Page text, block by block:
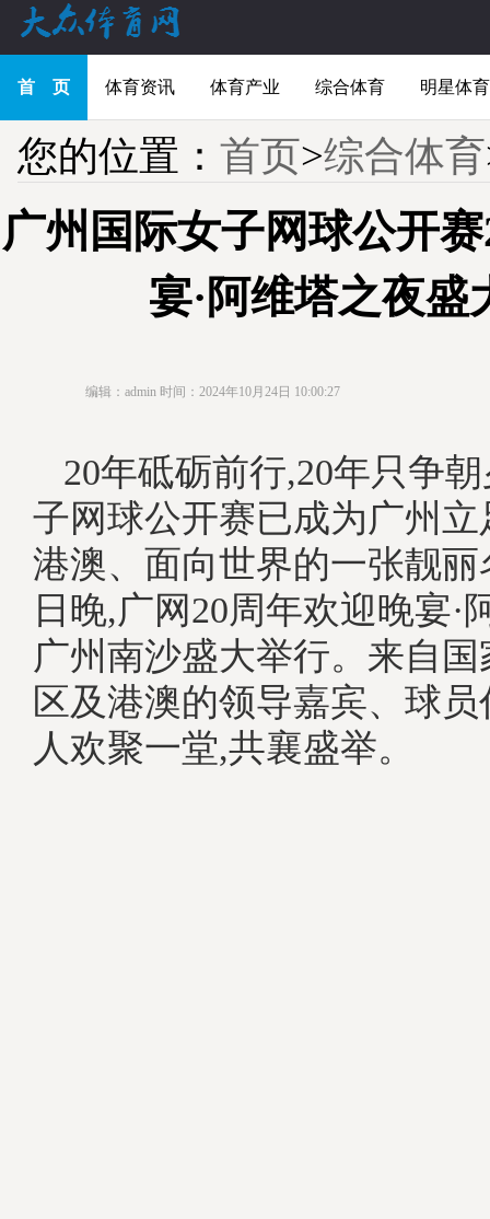
首 页 体育资讯 体育产业 综合体育 明星体育
您的位置： 首页>综合体育
广州国际女子网球公开
宴·阿维塔之夜盛
编辑：admin 时间：2024年10月24日 10:00:27
20年砥砺前行,20年只争
子网球公开赛已成为广州
港澳、面向世界的一张靓丽
日晚,广网20周年欢迎晚宴·
广州南沙盛大举行。来自
区及港澳的领导嘉宾、球员
人欢聚一堂,共襄盛举。